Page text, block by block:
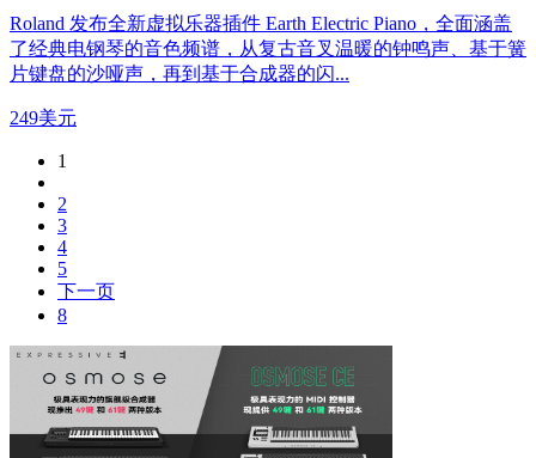
Roland 发布全新虚拟乐器插件 Earth Electric Piano，全面涵盖
了经典电钢琴的音色频谱，从复古音叉温暖的钟鸣声、基于簧
片键盘的沙哑声，再到基于合成器的闪...
249美元
1
2
3
4
5
下一页
8